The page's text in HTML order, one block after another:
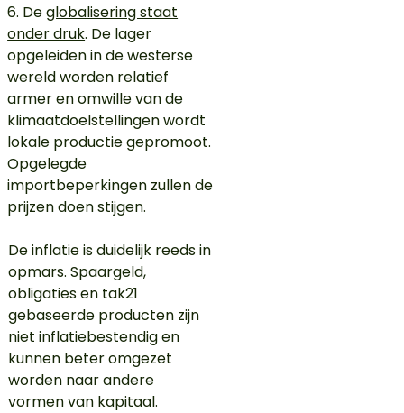
6. Deglobalisering staat
onder druk. De lager
opgeleiden in de westerse
wereld worden relatief
armer en omwille van de
klimaatdoelstellingen wordt
lokale productie gepromoot.
Opgelegde
importbeperkingen zullen de
prijzen doen stijgen.
De inflatie is duidelijk reeds in
opmars. Spaargeld,
obligaties en tak21
gebaseerde producten zijn
niet inflatiebestendig en
kunnen beter omgezet
worden naar andere
vormen van kapitaal.